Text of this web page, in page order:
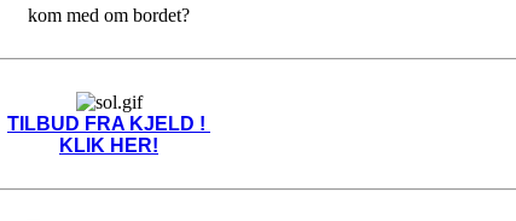
kom med om bordet?
TILBUD FRA KJELD !
KLIK HER!